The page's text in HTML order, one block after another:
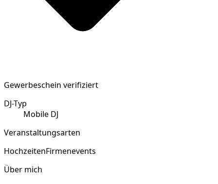
Gewerbeschein verifiziert
DJ-Typ
Mobile DJ
Veranstaltungsarten
HochzeitenFirmenevents
Über mich